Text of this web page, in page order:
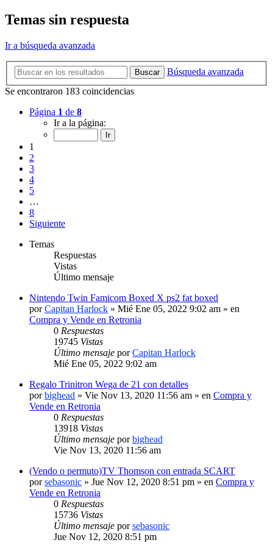
Temas sin respuesta
Ir a búsqueda avanzada
Buscar
Búsqueda avanzada
Se encontraron 183 coincidencias
Página 1 de 8
Ir a la página:
1
2
3
4
5
…
8
Siguiente
Temas
Respuestas
Vistas
Último mensaje
Nintendo Twin Famicom Boxed X ps2 fat boxed
porCapitan Harlock » Mié Ene 05, 2022 9:02 am » en
Compra y Vende en Retronia
0 Respuestas
19745 Vistas
Último mensaje porCapitan Harlock
Mié Ene 05, 2022 9:02 am
Regalo Trinitron Wega de 21 con detalles
porbighead » Vie Nov 13, 2020 11:56 am » en Compra y
Vende en Retronia
0 Respuestas
13918 Vistas
Último mensaje porbighead
Vie Nov 13, 2020 11:56 am
(Vendo o permuto)TV Thomson con entrada SCART
porsebasonic » Jue Nov 12, 2020 8:51 pm » en Compra y
Vende en Retronia
0 Respuestas
15736 Vistas
Último mensaje porsebasonic
Jue Nov 12, 2020 8:51 pm